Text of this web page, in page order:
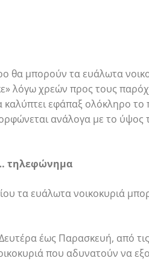
θα μπορούν τα ευάλωτα
λόγω χρεών προς τους
εφάπαξ ολόκληρο
ανάλογα με το ύψος
τηλεφώνημα
τα ευάλωτα νοικοκυριά
έως Παρασκευή, από
που αδυνατούν να